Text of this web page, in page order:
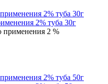
2% туба 30г
применения 2 %